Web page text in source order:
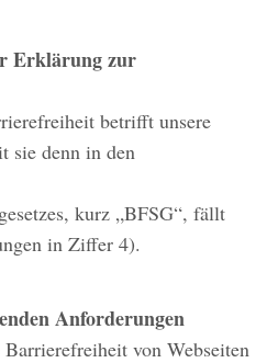
Erklärung zur
betrifft unsere
sie denn in den
kurz „BFSG“, fällt
in Ziffer 4).
Anforderungen
von Webseiten